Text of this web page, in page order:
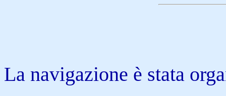
La navigazione è stata